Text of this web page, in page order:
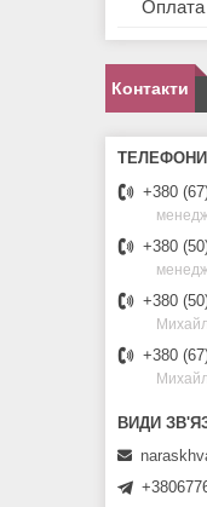
Оплата
Контакти
+380
+380
+380
+380